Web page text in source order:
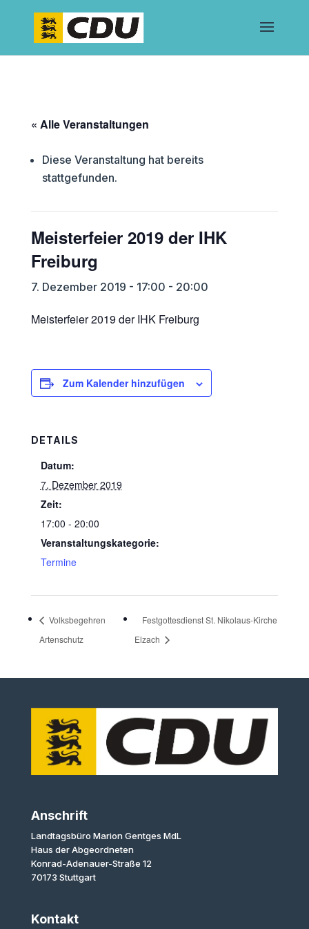
« Alle Veranstaltungen
Diese Veranstaltung hat bereits
stattgefunden.
Meisterfeier 2019 der IHK
Freiburg
7. Dezember 2019 - 17:00 - 20:00
Meisterfeier 2019 der IHK Freiburg
Zum Kalender hinzufügen
DETAILS
Datum:
7. Dezember 2019
Zeit:
17:00 - 20:00
Veranstaltungskategorie:
Termine
Volksbegehren
Artenschutz
Festgottesdienst St. Nikolaus-Kirche
Elzach
Anschrift
Landtagsbüro Marion Gentges MdL
Haus der Abgeordneten
Konrad-Adenauer-Straße 12
70173 Stuttgart
Kontakt